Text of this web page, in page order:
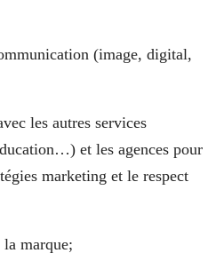
(image, digital,
les autres services
et les agences pour
marketing et le respect
marque;